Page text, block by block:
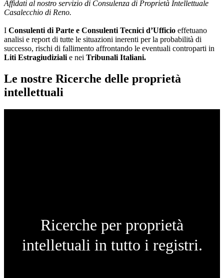
Affidati al nostro servizio di Consulenza di Proprietà Intellettuale
Casalecchio di Reno.
I Consulenti di Parte e Consulenti Tecnici d’Ufficio effetuano
analisi e report di tutte le situazioni inerenti per la probabilità di
successo, rischi di fallimento affrontando le eventuali controparti in
Liti Estragiudiziali e nei Tribunali Italiani.
Le nostre Ricerche delle proprietà
intellettuali
Ricerche per proprietà
intelletuali in tutto i registri.